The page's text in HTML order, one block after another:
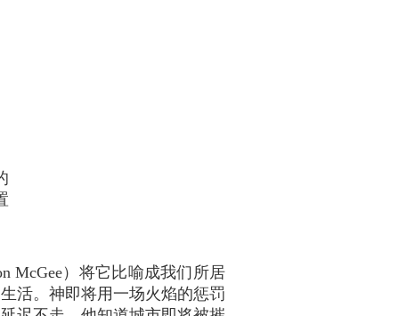
McGee）将它比喻成我们所居
活。神即将用一场火焰的惩罚